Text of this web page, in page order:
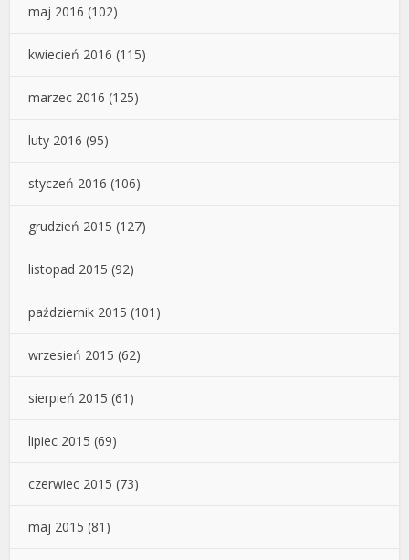
maj 2016 (102)
kwiecień 2016 (115)
marzec 2016 (125)
luty 2016 (95)
styczeń 2016 (106)
grudzień 2015 (127)
listopad 2015 (92)
październik 2015 (101)
wrzesień 2015 (62)
sierpień 2015 (61)
lipiec 2015 (69)
czerwiec 2015 (73)
maj 2015 (81)